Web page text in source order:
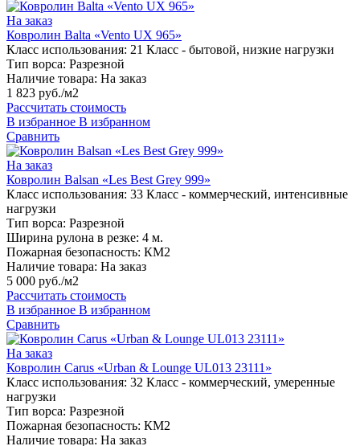
На заказ
Ковролин Balta «Vento UX 965»
Класс использования: 21 Класс - бытовой, низкие нагрузки
Тип ворса: Разрезной
Наличие товара: На заказ
1 823 руб./м2
Рассчитать стоимость
В избранное В избранном
Сравнить
На заказ
Ковролин Balsan «Les Best Grey 999»
Класс использования: 33 Класс - коммерческий, интенсивные
нагрузки
Тип ворса: Разрезной
Ширина рулона в резке: 4 м.
Пожарная безопасность: КМ2
Наличие товара: На заказ
5 000 руб./м2
Рассчитать стоимость
В избранное В избранном
Сравнить
На заказ
Ковролин Carus «Urban & Lounge UL013 23111»
Класс использования: 32 Класс - коммерческий, умеренные
нагрузки
Тип ворса: Разрезной
Пожарная безопасность: КМ2
Наличие товара: На заказ